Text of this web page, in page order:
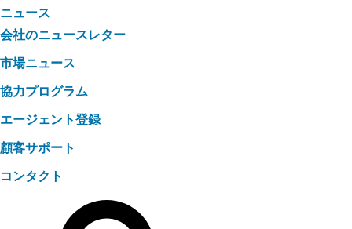
ニュース
会社のニュースレター
市場ニュース
協力プログラム
エージェント登録
顧客サポート
コンタクト